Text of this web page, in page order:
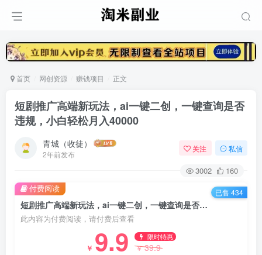
首页 网创资源 赚钱项目 正文
短剧推广高端新玩法，ai一键二创，一键查询是否
违规，小白轻松月入40000
青城（收徒）
2年前发布
关注 私信
3002 160
短剧推广高端新玩法，ai一键二创，一键查询是否违规，小白轻松月入40000
此内容为付费阅读，请付费后查看
￥ 9.9 限时特惠
￥39.9
付费阅读 已售 434